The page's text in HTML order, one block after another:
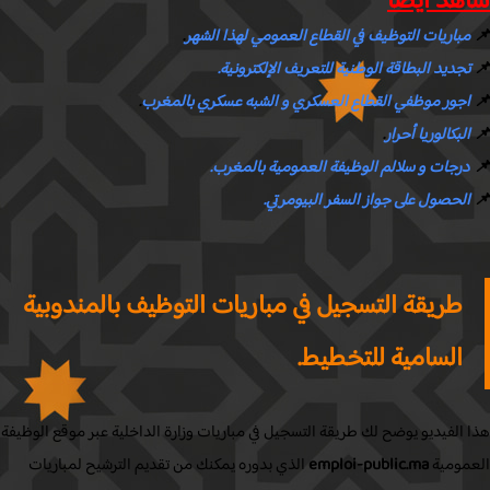
مباريات التوظيف في القطاع العمومي لهذا الشهر.
تجديد البطاقة الوطنية للتعريف الإلكترونية.
اجور موظفي القطاع العسكري و الشبه عسكري بالمغرب.
البكالوريا أحرار.
درجات و سلالم الوظيفة العمومية بالمغرب.
الحصول على جواز السفر البيومرتي.
طريقة التسجيل في مباريات التوظيف بالمندوبية
السامية للتخطيط.
يوضح لك طريقة التسجيل في مباريات وزارة الداخلية عبر موقع الوظيفة
emploi-public.maالذي بدوره يمكنك من تقديم الترشيح لمباريات